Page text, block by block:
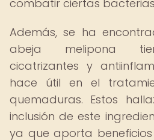
combatir ciertas
Además, se ha
abeja melipona
cicatrizantes y
hace útil en el
quemaduras. Estos
inclusión de este
ya que aporta